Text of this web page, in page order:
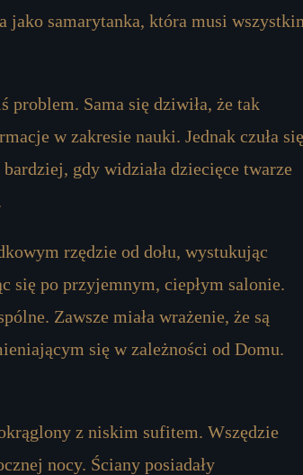
jako samarytanka, która musi
Sama się dziwiła, że tak
w zakresie nauki. Jednak czuła się
gdy widziała dziecięce twarze
rzędzie od dołu, wystukując
się po przyjemnym, ciepłym salonie.
Zawsze miała wrażenie, że są
się w zależności od Domu.
z niskim sufitem. Wszędzie
nocy. Ściany posiadały